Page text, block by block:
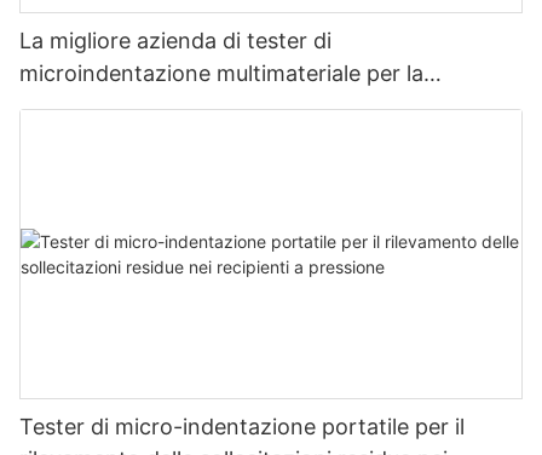
La migliore azienda di tester di
microindentazione multimateriale per la
misurazione della resistenza e dello stress -
Tester di micro-indentazione portatile per il